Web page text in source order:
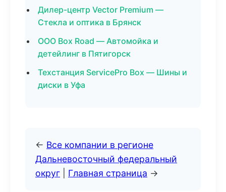
Дилер-центр Vector Premium —
Стекла и оптика в Брянск
ООО Box Road — Автомойка и
детейлинг в Пятигорск
Техстанция ServicePro Box — Шины и
диски в Уфа
← Все компании в регионе
Дальневосточный федеральный
округ
Главная страница →